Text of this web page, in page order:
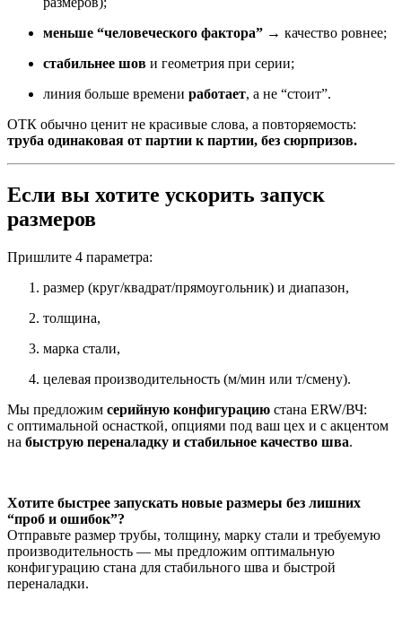
меньше “человеческого фактора” → качество ровнее;
стабильнее шов и геометрия при серии;
линия больше времени работает, а не “стоит”.
ОТК обычно ценит не красивые слова, а повторяемость:
труба одинаковая от партии к партии, без сюрпризов.
Если вы хотите ускорить запуск
размеров
Пришлите 4 параметра:
размер (круг/квадрат/прямоугольник) и диапазон,
толщина,
марка стали,
целевая производительность (м/мин или т/смену).
Мы предложим серийную конфигурацию стана ERW/ВЧ:
с оптимальной оснасткой, опциями под ваш цех и с акцентом
на быструю переналадку и стабильное качество шва.
Хотите быстрее запускать новые размеры без лишних
“проб и ошибок”?
Отправьте размер трубы, толщину, марку стали и требуемую
производительность — мы предложим оптимальную
конфигурацию стана для стабильного шва и быстрой
переналадки.